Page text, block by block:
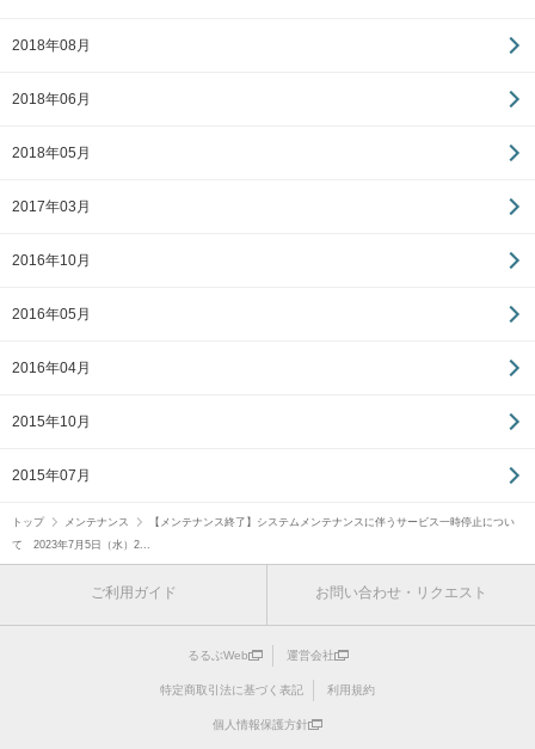
2018年08月
2018年06月
2018年05月
2017年03月
2016年10月
2016年05月
2016年04月
2015年10月
2015年07月
トップ メンテナンス
【メンテナンス終了】システムメンテナンスに伴うサービス一時停止につい
て 2023年7月5日（水）2...
ご利用ガイド お問い合わせ・リクエスト
るるぶWeb 運営会社
特定商取引法に基づく表記 利用規約
個人情報保護方針